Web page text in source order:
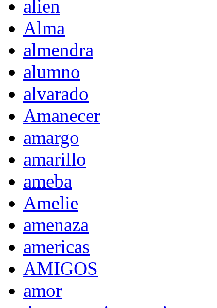
alien
Alma
almendra
alumno
alvarado
Amanecer
amargo
amarillo
ameba
Amelie
amenaza
americas
AMIGOS
amor